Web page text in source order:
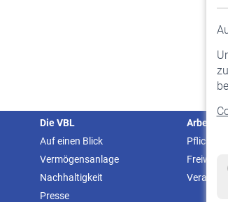
Die VBL
Auf einen Blick
Vermögensanlage
Nachhaltigkeit
Presse